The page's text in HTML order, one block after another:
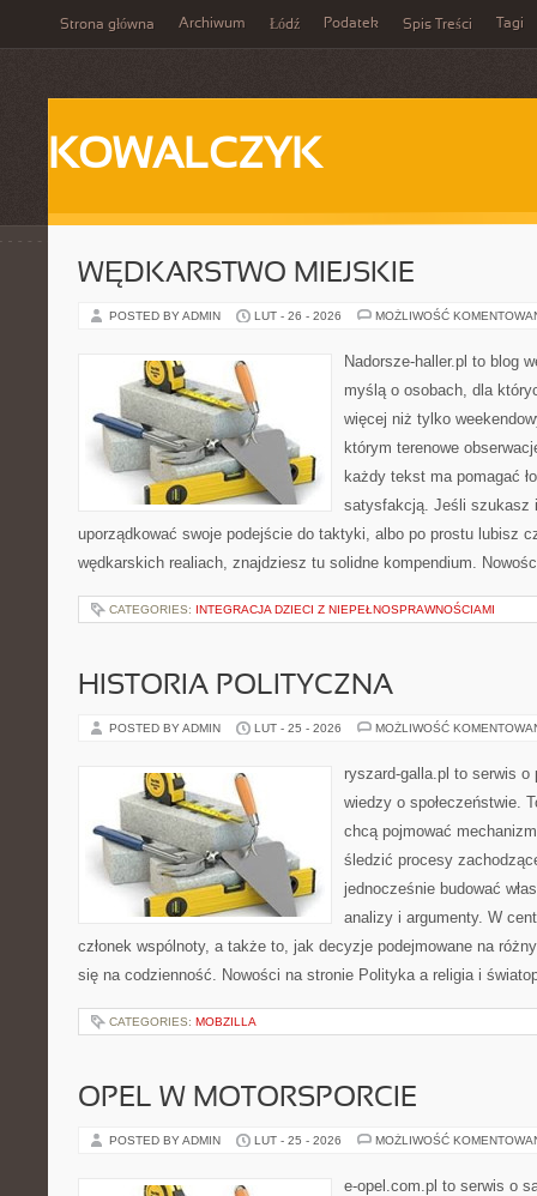
Strona główna Archiwum Łódź Podatek Spis Treści Tagi
KOWALCZYK
WĘDKARSTWO MIEJSKIE
POSTED BY ADMIN LUT - 26 - 2026 MOŻLIWOŚĆ
Nadorsze-haller.pl to blog
myślą o osobach, dla
więcej niż tylko
którym terenowe
każdy tekst ma pomagać
satysfakcją. Jeśli szukasz
uporządkować swoje podejście do taktyki, albo po prostu lubisz
wędkarskich realiach, znajdziesz tu solidne kompendium.
CATEGORIES: INTEGRACJA DZIECI Z NIEPEŁNOSPRAWNOŚCIAMI
HISTORIA POLITYCZNA
POSTED BY ADMIN LUT - 25 - 2026 MOŻLIWOŚĆ
ryszard-galla.pl to serwis
wiedzy o społeczeństwie.
chcą pojmować
śledzić procesy
jednocześnie budować
analizy i argumenty. W
członek wspólnoty, a także to, jak decyzje podejmowane na
się na codzienność. Nowości na stronie Polityka a religia i
CATEGORIES: MOBZILLA
OPEL W MOTORSPORCIE
POSTED BY ADMIN LUT - 25 - 2026 MOŻLIWOŚĆ
e-opel.com.pl to serwis o